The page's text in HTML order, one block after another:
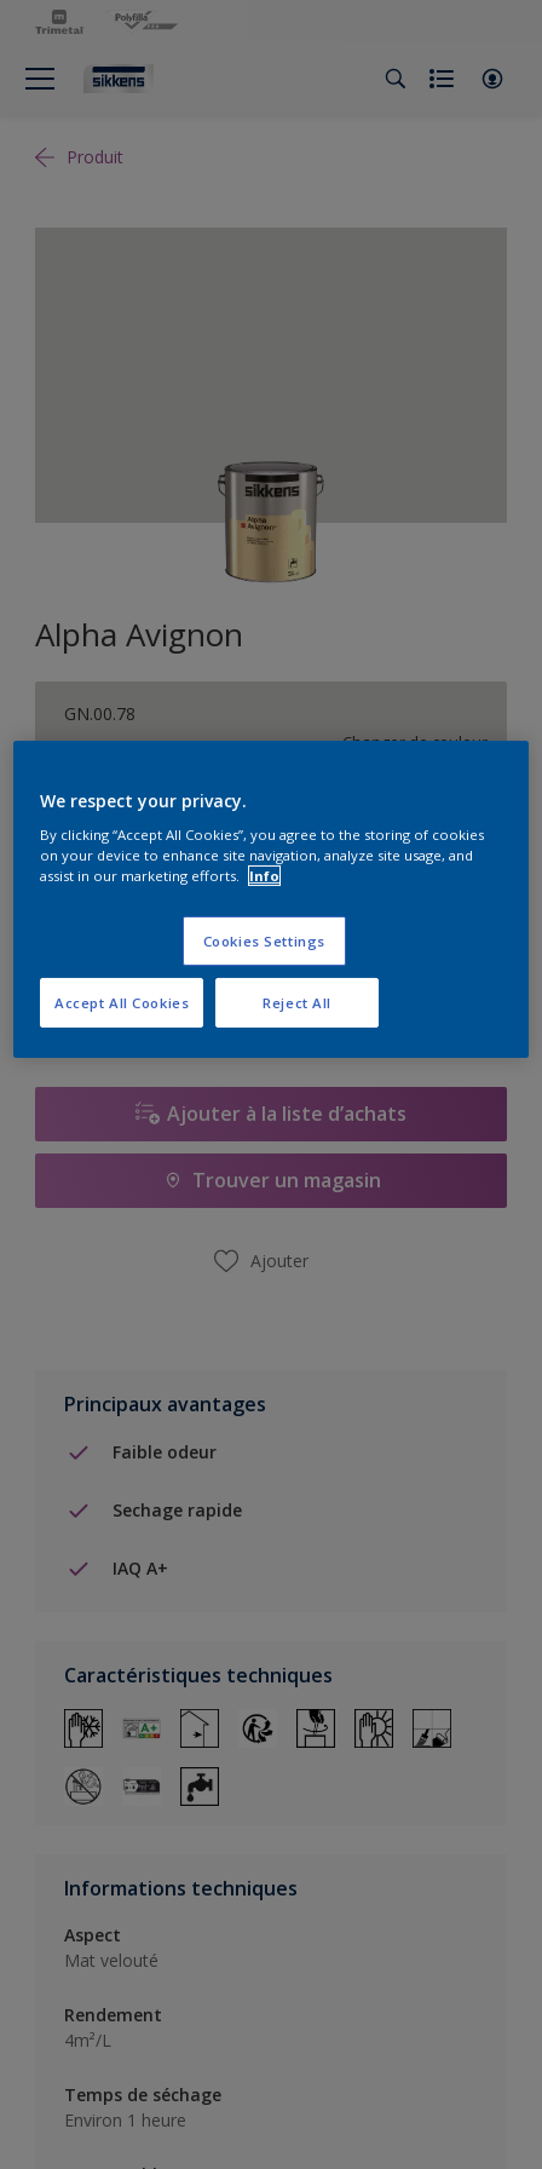
Produit
Alpha Avignon
GN.00.78
Changer de couleur
Format
5L
Calculateur de peinture
Calculer
Ajouter à la liste d’achats
Trouver un magasin
Ajouter
Principaux avantages
Faible odeur
Sechage rapide
IAQ A+
Caractéristiques techniques
Informations techniques
Aspect
Mat velouté
Rendement
4m²/L
Temps de séchage
Environ 1 heure
We respect your privacy.
By clicking “Accept All Cookies”, you agree to the storing of cookies
on your device to enhance site navigation, analyze site usage, and
assist in our marketing efforts.
Info
Cookies Settings
Reject All
Accept All Cookies